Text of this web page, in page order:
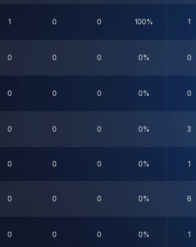
1 0 0 100% 1
0 0 0 0% 0
0 0 0 0% 0
0 0 0 0% 3
0 0 0 0% 1
0 0 0 0% 6
0 0 0 0% 1